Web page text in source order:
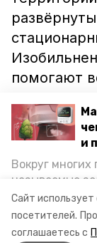
Сайт
посетителей.
соглашаетесь с
и
Вокруг многих
называемые
снижающие
газов на
постоянно
помогают
место для
сообщал,
зона